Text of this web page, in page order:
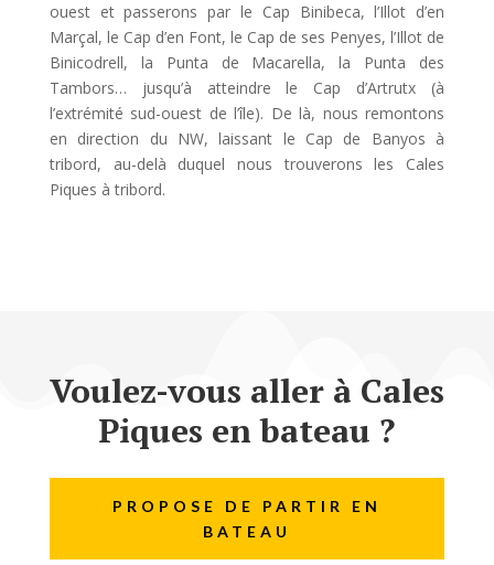
ouest et passerons par le Cap Binibeca, l’Illot d’en
Marçal, le Cap d’en Font, le Cap de ses Penyes, l’Illot de
Binicodrell, la Punta de Macarella, la Punta des
Tambors… jusqu’à atteindre le Cap d’Artrutx (à
l’extrémité sud-ouest de l’île). De là, nous remontons
en direction du NW, laissant le Cap de Banyos à
tribord, au-delà duquel nous trouverons les Cales
Piques à tribord.
Voulez-vous aller à Cales
Piques en bateau ?
PROPOSE DE PARTIR EN
BATEAU